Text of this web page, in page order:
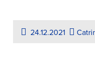
24.12.2021